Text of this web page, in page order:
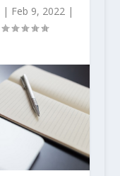
| Feb 9, 2022 |